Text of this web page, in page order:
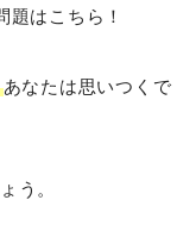
はこちら！
あなたは思いつくで
う。